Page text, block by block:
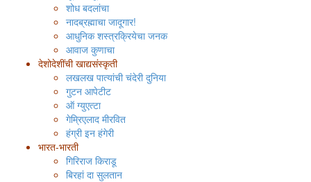
शोध बदलांचा
नादब्रह्माचा जादूगार!
आधुनिक शस्त्रक्रियेचा जनक
आवाज कुणाचा
देशोदेशींची खाद्यसंस्कृती
लखलख पात्यांची चंदेरी दुनिया
गुटन आपेटीट
ऑ ग्युएत्टा
गेम्रिएलाद मीरवित
हंग्री इन हंगेरी
भारत-भारती
गिरिराज किराडू
बिरहां दा सुलतान